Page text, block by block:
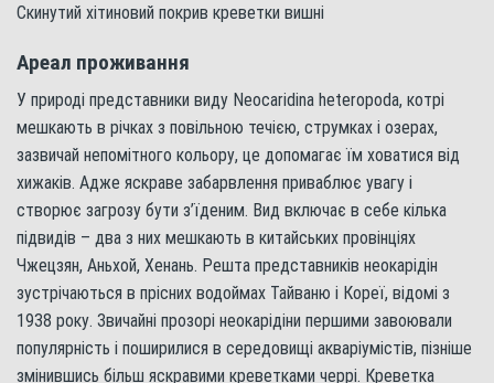
Скинутий хітиновий покрив креветки вишні
Ареал проживання
У природі представники виду Neocaridina heteropoda, котрі
мешкають в річках з повільною течією, струмках і озерах,
зазвичай непомітного кольору, це допомагає їм ховатися від
хижаків. Адже яскраве забарвлення приваблює увагу і
створює загрозу бути з’їденим. Вид включає в себе кілька
підвидів – два з них мешкають в китайських провінціях
Чжецзян, Аньхой, Хенань. Решта представників неокарідін
зустрічаються в прісних водоймах Тайваню і Кореї, відомі з
1938 року. Звичайні прозорі неокарідіни першими завоювали
популярність і поширилися в середовищі акваріумістів, пізніше
змінившись більш яскравими креветками черрі. Креветка